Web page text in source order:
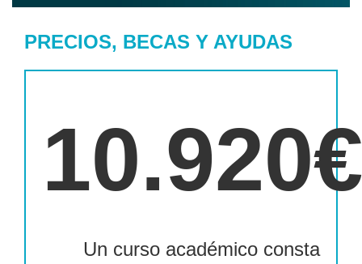
PRECIOS, BECAS Y AYUDAS
10.920€
Un curso académico consta